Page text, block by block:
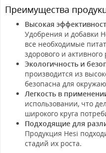
Преимущества
Высокая
Удобрения и добавки
все необходимые
здорового и активного
Экологичность и
производится из
безопасна для
Легкость в
использовании, что
широкого круга
Подходящие для
Продукция Hesi
стадий их роста.